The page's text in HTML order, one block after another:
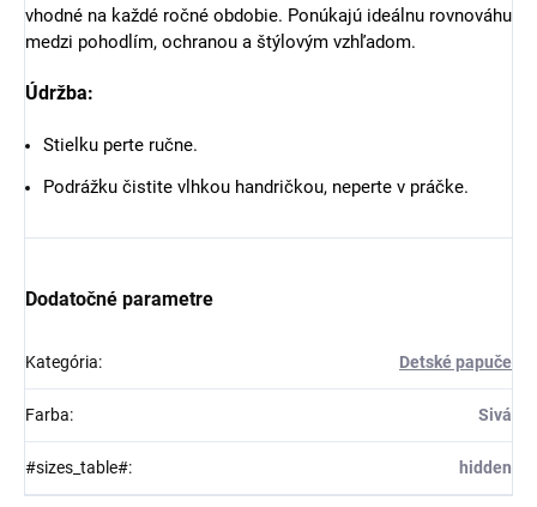
vhodné na každé ročné obdobie. Ponúkajú ideálnu rovnováhu
medzi pohodlím, ochranou a štýlovým vzhľadom.
Údržba:
Stielku perte ručne.
Podrážku čistite vlhkou handričkou, neperte v práčke.
Dodatočné parametre
Kategória: Detské papuče
Farba: Sivá
#sizes_table#: hidden